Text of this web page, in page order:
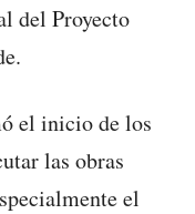
del Proyecto
el inicio de los
las obras
el